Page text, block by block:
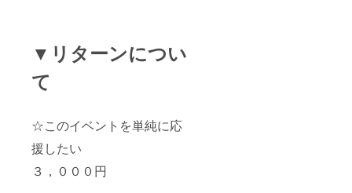
▼リターンについ
て
☆このイベントを単純に応
援したい
３，０００円